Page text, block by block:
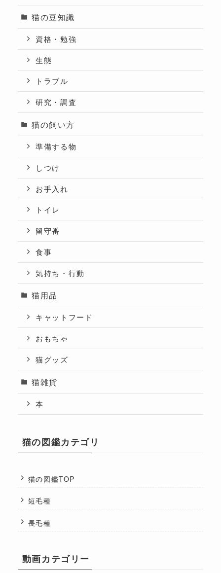
猫の豆知識
資格・勉強
生態
トラブル
研究・調査
猫の飼い方
準備する物
しつけ
お手入れ
トイレ
留守番
食事
気持ち・行動
猫用品
キャットフード
おもちゃ
猫グッズ
猫雑貨
本
猫の図鑑カテゴリ
猫の図鑑TOP
短毛種
長毛種
動画カテゴリー